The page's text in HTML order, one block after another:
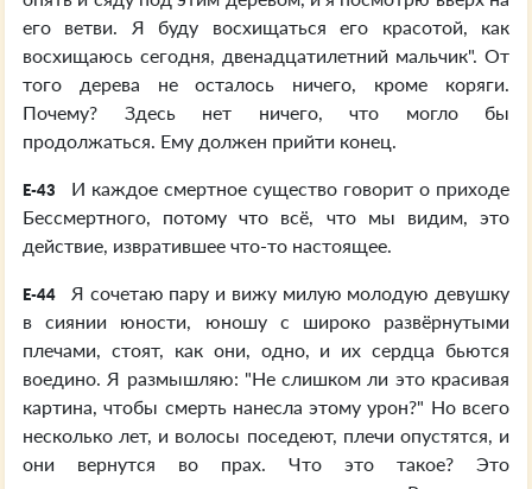
его ветви. Я буду восхищаться его красотой, как
восхищаюсь сегодня, двенадцатилетний мальчик". От
того дерева не осталось ничего, кроме коряги.
Почему? Здесь нет ничего, что могло бы
продолжаться. Ему должен прийти конец.
E-43
И каждое смертное существо говорит о приходе
Бессмертного, потому что всё, что мы видим, это
действие, извратившее что-то настоящее.
E-44
Я сочетаю пару и вижу милую молодую девушку
в сиянии юности, юношу с широко развёрнутыми
плечами, стоят, как они, одно, и их сердца бьются
воедино. Я размышляю: "Не слишком ли это красивая
картина, чтобы смерть нанесла этому урон?" Но всего
несколько лет, и волосы поседеют, плечи опустятся, и
они вернутся во прах. Что это такое? Это